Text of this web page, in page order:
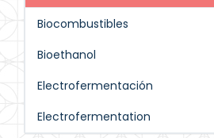
Biocombustibles
Bioethanol
Electrofermentación
Electrofermentation